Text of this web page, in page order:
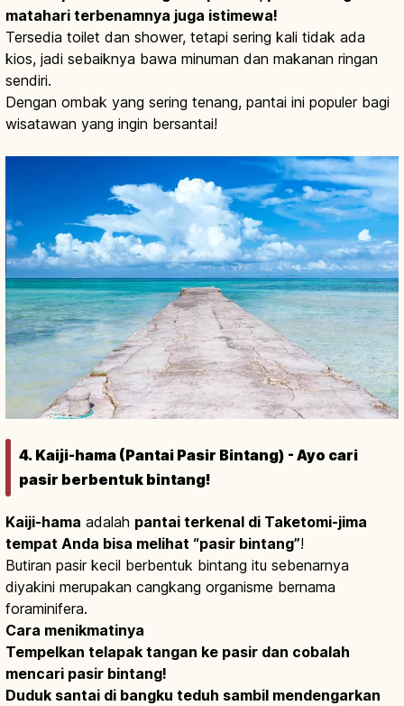
matahari terbenamnya juga istimewa!
Tersedia toilet dan shower, tetapi sering kali tidak ada
kios, jadi sebaiknya bawa minuman dan makanan ringan
sendiri.
Dengan ombak yang sering tenang, pantai ini populer bagi
wisatawan yang ingin bersantai!
4. Kaiji-hama (Pantai Pasir Bintang) - Ayo cari
pasir berbentuk bintang!
Kaiji-hama adalah pantai terkenal di Taketomi-jima
tempat Anda bisa melihat “pasir bintang”!
Butiran pasir kecil berbentuk bintang itu sebenarnya
diyakini merupakan cangkang organisme bernama
foraminifera.
Cara menikmatinya
Tempelkan telapak tangan ke pasir dan cobalah
mencari pasir bintang!
Duduk santai di bangku teduh sambil mendengarkan